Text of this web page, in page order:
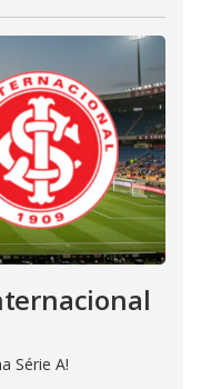
Série A!